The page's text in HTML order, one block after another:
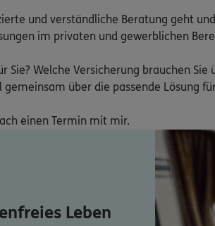
und verständliche Beratung geht
im privaten und gewerblichen
Welche Versicherung brauchen
über die passende Lösung
einen Termin mit mir.
Leben